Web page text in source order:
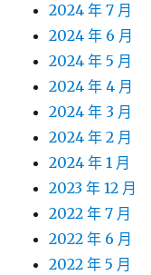
2024 年 7 月
2024 年 6 月
2024 年 5 月
2024 年 4 月
2024 年 3 月
2024 年 2 月
2024 年 1 月
2023 年 12 月
2022 年 7 月
2022 年 6 月
2022 年 5 月